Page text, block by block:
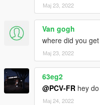
Мај 23, 2022
Van gogh
where did you
Мај 23, 2022
63eg2
@PCV-FR hey
Мај 24, 2022